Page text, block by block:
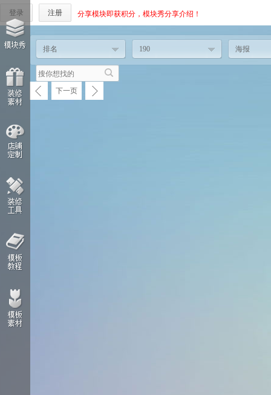
登录 注册 分享模块即获积分，模块秀分享介绍！
排名 190 海报
下一页